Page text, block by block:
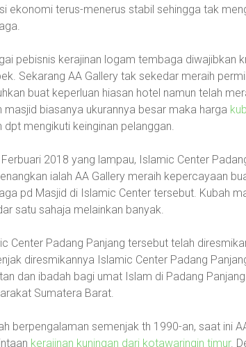
ekonomi terus-menerus stabil sehingga tak
pebisnis kerajinan logam tembaga diwajibkan
Sekarang AA Gallery tak sekedar meraih
buat keperluan hiasan hotel namun telah
masjid biasanya ukurannya besar maka harga
dpt mengikuti keinginan pelanggan.
2018 yang lampau, Islamic Center
ialah AA Gallery meraih kepercayaan
pd Masjid di Islamic Center tersebut. Kubah
satu sahaja melainkan banyak.
Center Padang Panjang tersebut telah
diresmikannya Islamic Center Padang
dan ibadah bagi umat Islam di Padang
Sumatera Barat.
berpengalaman semenjak th 1990-an, saat ini
kerajinan kuningan dari kotawaringin timur.